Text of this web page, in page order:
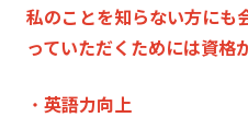
私のことを知らない方にも
っていただくためには資格
・ 英語力向上